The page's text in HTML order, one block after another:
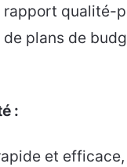
rapport qualité-
plans de
:
et